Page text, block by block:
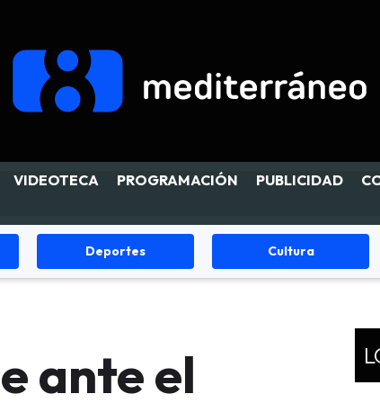
VIDEOTECA PROGRAMACIÓN PUBLICIDAD
Cultura Fiestas
ante el